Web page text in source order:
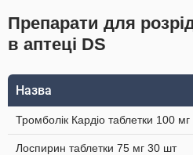
Препарати для
в аптеці DS
Назва
Тромболік Кардіо таблетки 100
Лоспирин таблетки 75 мг 30 шт